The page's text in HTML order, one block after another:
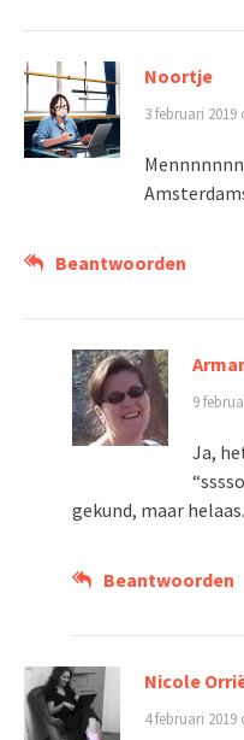
Noortje
3 februari 2019
Beantwoorden
9
Ja,
gekund, maar
Beantwoorden
Nicole
4 februari 2019